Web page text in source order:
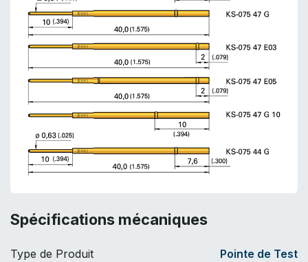
Spécifications mécaniques
Type de Produit Pointe de Test